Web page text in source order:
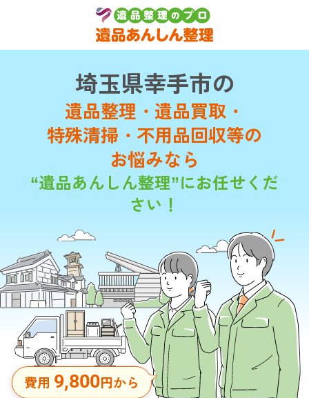
埼玉県幸手市の
遺品整理・遺品買取・
特殊清掃・不用品回収等の
お悩みなら
“遺品あんしん整理”にお任せくだ
さい！
費用 9,800円から